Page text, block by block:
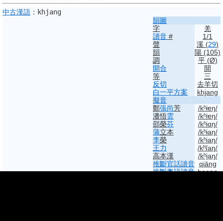
中古漢語 ： khjang
韻圖
字
羌
讀音 #
1/1
聲
溪 (29)
韻
陽 (105)
調
平 (Ø)
開合
開
等
三
反切
去羊切
白一平方案
khjang
擬音
鄭張尚芳
/kʰɨɐŋ/
潘悟雲
/kʰiɐŋ/
邵榮芬
/kʰiɑŋ/
蒲立本
/kʰɨaŋ/
李榮
/kʰiaŋ/
王力
/kʰĭaŋ/
高本漢
/kʰi̯aŋ/
推斷官話讀音 qiāng
推斷粵語讀音 hoeng